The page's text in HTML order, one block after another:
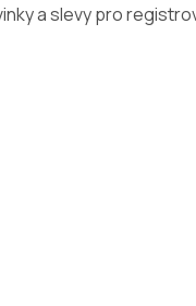
a slevy pro